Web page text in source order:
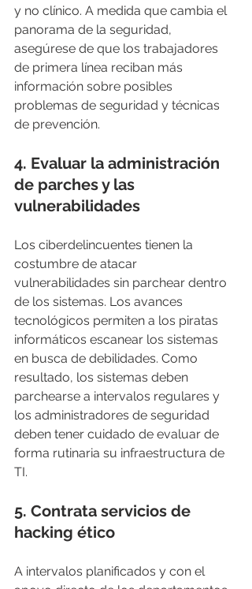
y no clínico. A medida que cambia el
panorama de la seguridad,
asegúrese de que los trabajadores
de primera línea reciban más
información sobre posibles
problemas de seguridad y técnicas
de prevención.
4. Evaluar la administración
de parches y las
vulnerabilidades
Los ciberdelincuentes tienen la
costumbre de atacar
vulnerabilidades sin parchear dentro
de los sistemas. Los avances
tecnológicos permiten a los piratas
informáticos escanear los sistemas
en busca de debilidades. Como
resultado, los sistemas deben
parchearse a intervalos regulares y
los administradores de seguridad
deben tener cuidado de evaluar de
forma rutinaria su infraestructura de
TI.
5. Contrata servicios de
hacking ético
A intervalos planificados y con el